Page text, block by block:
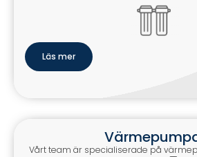
Läs mer
Vårt team är specialiserade på